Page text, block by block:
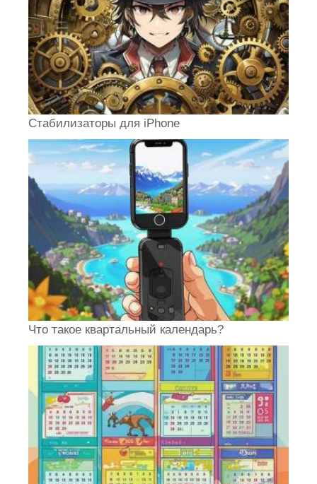
Стабилизаторы для iPhone
Что такое квартальный календарь?